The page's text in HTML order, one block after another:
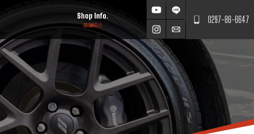
0297-86-6647
Shop Info.
店舗紹介